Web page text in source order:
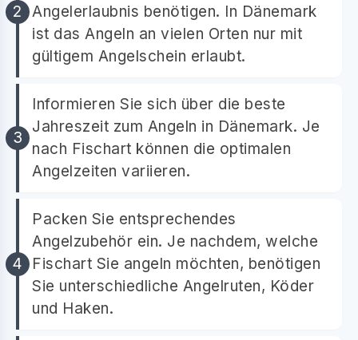
Angelerlaubnis benötigen. In Dänemark
ist das Angeln an vielen Orten nur mit
gültigem Angelschein erlaubt.
Informieren Sie sich über die beste
Jahreszeit zum Angeln in Dänemark. Je
nach Fischart können die optimalen
Angelzeiten variieren.
Packen Sie entsprechendes
Angelzubehör ein. Je nachdem, welche
Fischart Sie angeln möchten, benötigen
Sie unterschiedliche Angelruten, Köder
und Haken.